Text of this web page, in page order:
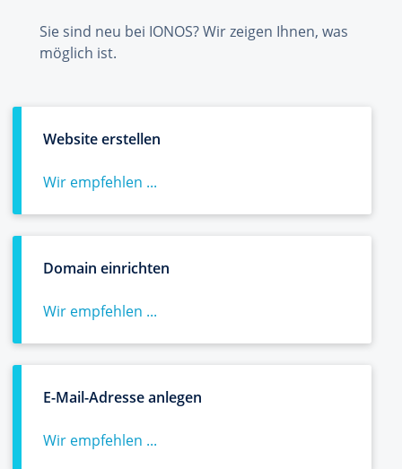
Sie sind neu bei IONOS? Wir zeigen Ihnen, was
möglich ist.
Website erstellen
Wir empfehlen ...
Domain einrichten
Wir empfehlen ...
E-Mail-Adresse anlegen
Wir empfehlen ...